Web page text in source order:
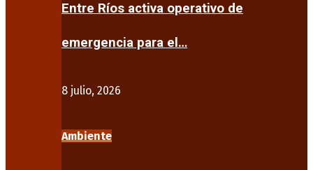
Entre Ríos activa operativo de
emergencia para el…
8 julio, 2026
Ambiente